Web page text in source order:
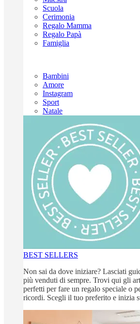
Scuola
Cerimonia
Regalo Mamma
Regalo Papà
Famiglia
Bambini
Amore
Instagram
Sport
Natale
BEST SELLERS
Non sai da dove iniziare? Lasciati
più venduti di sempre. Trovi qui gli
perfetti per fare un regalo speciale o
ricordi. Scegli il tuo preferito e inizia